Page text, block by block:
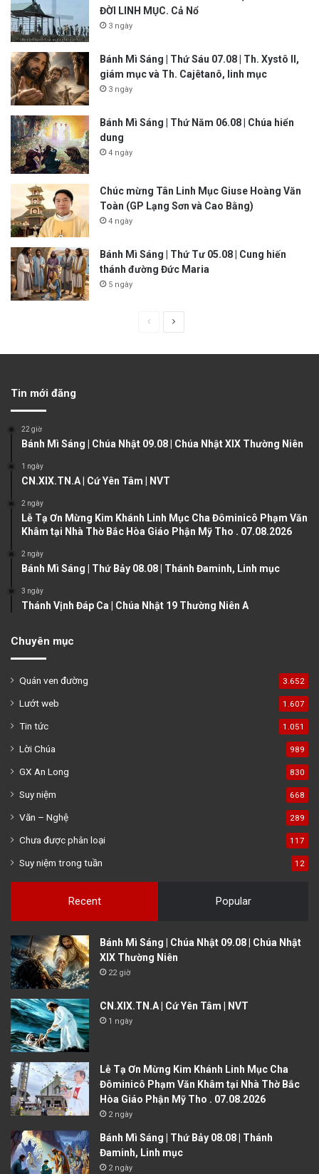
ĐỜI LINH MỤC. Cả Nổ
3 ngày
Bánh Mì Sáng | Thứ Sáu 07.08 | Th. Xystô II,
giám mục và Th. Cajêtanô, linh mục
3 ngày
Bánh Mì Sáng | Thứ Năm 06.08 | Chúa hiển
dung
4 ngày
Chúc mừng Tân Linh Mục Giuse Hoàng Văn
Toàn (GP Lạng Sơn và Cao Bằng)
4 ngày
Bánh Mì Sáng | Thứ Tư 05.08 | Cung hiến
thánh đường Đức Maria
5 ngày
u
p
g
g
Tin mới đăng
22 giờ
Bánh Mì Sáng | Chúa Nhật 09.08 | Chúa Nhật XIX Thường Niên
1 ngày
CN.XIX.TN.A | Cứ Yên Tâm | NVT
2 ngày
Lễ Tạ Ơn Mừng Kim Khánh Linh Mục Cha Đôminicô Phạm Văn
Khâm tại Nhà Thờ Bắc Hòa Giáo Phận Mỹ Tho . 07.08.2026
2 ngày
Bánh Mì Sáng | Thứ Bảy 08.08 | Thánh Đaminh, Linh mục
3 ngày
Thánh Vịnh Đáp Ca | Chúa Nhật 19 Thường Niên A
Chuyên mục
Quán ven đường 3.652
Lướt web 1.607
Tin tức 1.051
Lời Chúa 989
GX An Long 830
Suy niệm 668
Văn – Nghệ 289
Chưa được phân loại 117
Suy niệm trong tuần 12
Recent Popular
Bánh Mì Sáng | Chúa Nhật 09.08 | Chúa Nhật
XIX Thường Niên
22 giờ
CN.XIX.TN.A | Cứ Yên Tâm | NVT
1 ngày
Lễ Tạ Ơn Mừng Kim Khánh Linh Mục Cha
Đôminicô Phạm Văn Khâm tại Nhà Thờ Bắc
Hòa Giáo Phận Mỹ Tho . 07.08.2026
2 ngày
Bánh Mì Sáng | Thứ Bảy 08.08 | Thánh
Đaminh, Linh mục
2 ngày